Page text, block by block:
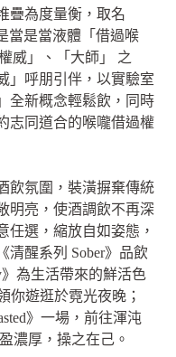
疊為度量衡，取名
當是當液體「借過喉
威」、「大師」 之
」呼朋引伴，以實驗室
全新概念輕鬆飲，同時
志同道合的喉嚨借過權
飲氛圍，裝潢摒棄傳統
明亮，使酒調飲不再深
任選，縮放自如姿態，
清醒系列 Sober》品飲
為生活帶來的鮮活色
你遊逛於霓光夜晚；
》一場，前往渾沌
濃厚，操之在己。